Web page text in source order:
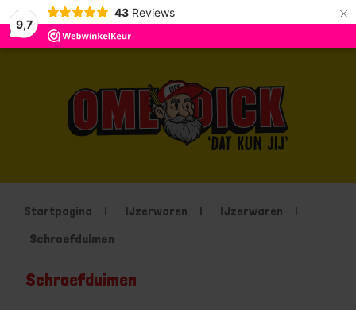
9,7
43 Reviews ×
Startpagina IJzerwaren
IJzerwaren
Schroefduimen
Schroefduimen